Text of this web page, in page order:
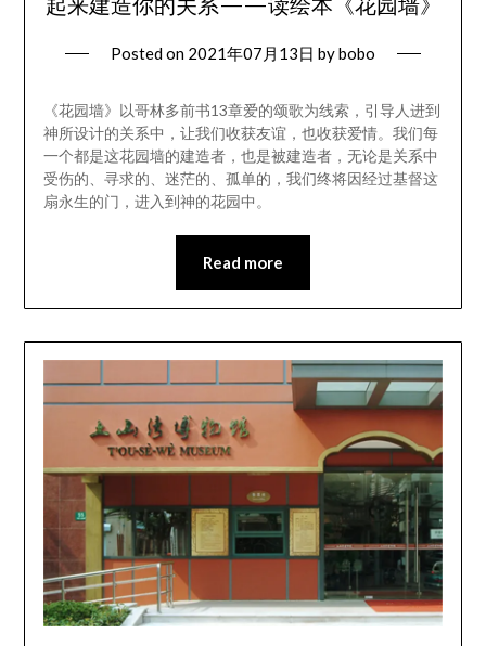
Posted on 2021年07月13日 bybobo
《花园墙》以哥林多前书13章爱的颂歌为线索，引导人进到
神所设计的关系中，让我们收获友谊，也收获爱情。我们每
一个都是这花园墙的建造者，也是被建造者，无论是关系中
受伤的、寻求的、迷茫的、孤单的，我们终将因经过基督这
扇永生的门，进入到神的花园中。
Read more